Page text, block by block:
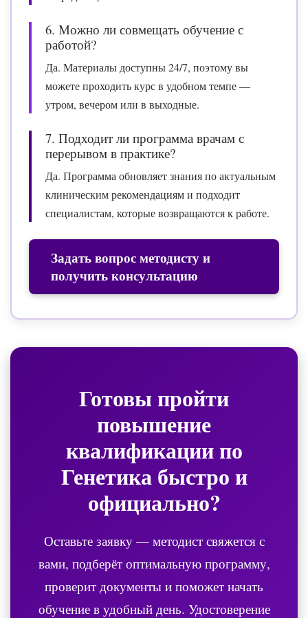
6. Можно ли совмещать обучение с
работой?
Да. Материалы доступны 24/7, поэтому вы
можете проходить курс в удобном темпе —
утром, вечером или в выходные.
7. Подходит ли программа врачам с
перерывом в практике?
Да. Программа обновляет знания по актуальным
клиническим рекомендациям и подходит
специалистам, которые возвращаются к работе.
Задать вопрос методисту и
получить консультацию
Готовы пройти
повышение
квалификации по
Генетикабыстро и
официально?
Оставьте заявку — методист свяжется с
вами, подберёт оптимальную программу,
проверит документы и поможет начать
обучение в удобный день. Удостоверение